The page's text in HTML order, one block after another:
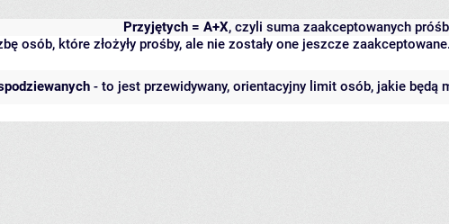
Przyjętych = A+X, czyli suma zaakceptowanych
osób, które złożyły prośby, ale nie zostały one jeszcze
- to jest przewidywany, orientacyjny limit osób, jakie będą